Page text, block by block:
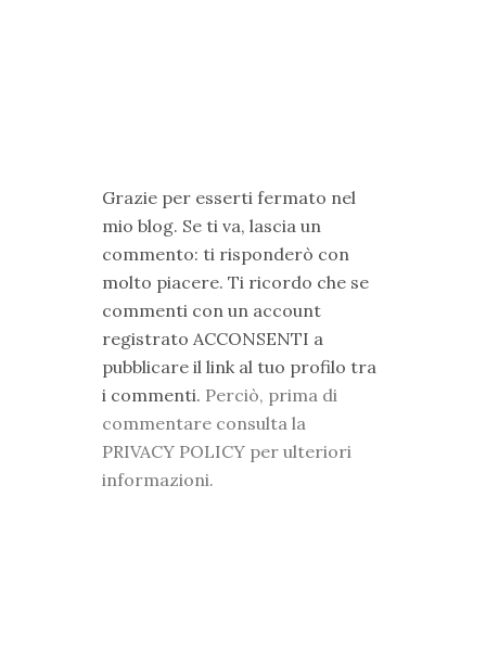
Grazie per esserti fermato nel
mio blog. Se ti va, lascia un
commento: ti risponderò con
molto piacere. Ti ricordo che se
commenti con un account
registrato ACCONSENTI a
pubblicare il link al tuo profilo tra
i commenti. Perciò, prima di
commentare consulta la
PRIVACY POLICY per ulteriori
informazioni.